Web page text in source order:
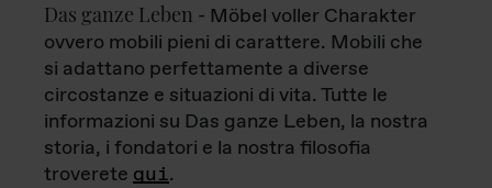
Das ganze Leben - Möbel voller Charakter
ovvero mobili pieni di carattere. Mobili che
si adattano perfettamente a diverse
circostanze e situazioni di vita. Tutte le
informazioni su Das ganze Leben, la nostra
storia, i fondatori e la nostra filosofia
troverete qui.